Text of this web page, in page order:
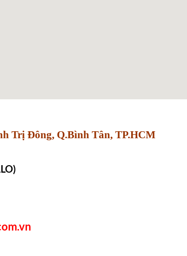
Trị Đông, Q.Bình Tân, TP.HCM